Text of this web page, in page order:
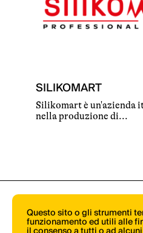
SILIKOMART
Silikomart è un'azienda
nella produzione di...
Questo sito o gli strumenti
funzionamento ed utili alle